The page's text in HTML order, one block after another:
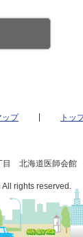
ップ トッ
北海道医師会館
rights reserved.